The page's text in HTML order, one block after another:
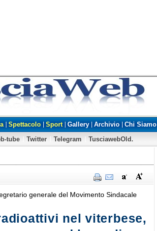
Spettacolo Sport Gallery Archivio
Chi Siamo
tube Twitter Telegram TusciawebOld.
generale del Movimento Sindacale
nel viterbese,